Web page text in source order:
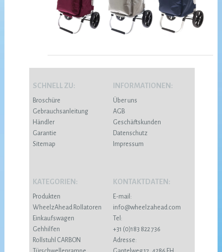
SCHNELL ZU:
Broschüre
Gebrauchsanleitung
Händler
Garantie
Sitemap
INFORMATIONEN:
Über uns
AGB
Geschäftskunden
Datenschutz
Impressum
KATEGORIEN:
Produkten
WheelzAhead Rollatoren
Einkaufswagen
Gehhilfen
Rollstuhl CARBON
KONTAKTDATEN:
E-mail:
info@wheelzahead.com
Tel:
+31 (0)183 822 736
Adresse: